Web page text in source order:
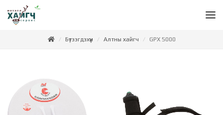
Бүтээгдэхүүн Алтны хайгч GPX 5000